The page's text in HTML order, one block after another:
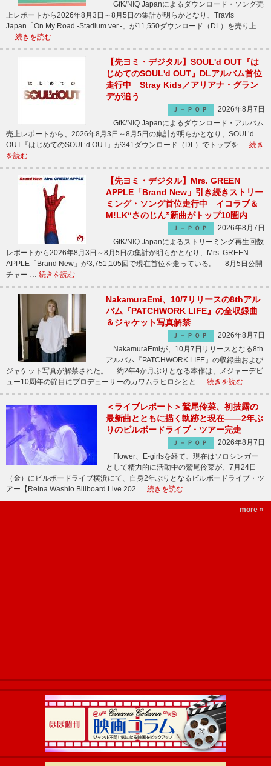
GfK/NIQ Japanによるダウンロード・ソング売
上レポートから2026年8月3日～8月5日の集計が明らかとなり、Travis
Japan「On My Road -Stadium ver.-」が11,550ダウンロード（DL）を売り上
… 続きを読む
【先ヨミ・デジタル】SOUL'd OUT『は
じめてのSOUL'd OUT』DLアルバム首位
走行中 Stray Kids／アリアナ・グラン
デが追う
Ｊ－ＰＯＰ
2026年8月7日
GfK/NIQ Japanによるダウンロード・アルバム
売上レポートから、2026年8月3日～8月5日の集計が明らかとなり、SOUL’d
OUT『はじめてのSOUL’d OUT』が341ダウンロード（DL）でトップを … 続き
を読む
【先ヨミ・デジタル】Mrs. GREEN
APPLE「Brand New」引き続きストリー
ミング・ソング首位走行中 イコラブ＆
M!LK“さのじん”新曲がトップ10圏内
Ｊ－ＰＯＰ
2026年8月7日
GfK/NIQ Japanによるストリーミング再生回数
レポートから2026年8月3日～8月5日の集計が明らかとなり、Mrs. GREEN
APPLE「Brand New」が3,751,105回で現在首位を走っている。 8月5日公開
チャー … 続きを読む
NakamuraEmi、10/7リリースの8thアル
バム『PATCHWORK LIFE』の全収録曲
＆ジャケット写真解禁
Ｊ－ＰＯＰ
2026年8月7日
NakamuraEmiが、10月7日リリースとなる8th
アルバム『PATCHWORK LIFE』の収録曲および
ジャケット写真が解禁された。 約2年4か月ぶりとなる本作は、メジャーデビ
ュー10周年の節目にプロデューサーのカワムラヒロシとと … 続きを読む
＜ライブレポート＞鷲尾伶菜、初披露の
最新曲とともに描く軌跡と現在――2年ぶ
りのビルボードライブ・ツアー完走
Ｊ－ＰＯＰ
2026年8月7日
Flower、E-girlsを経て、現在はソロシンガー
として精力的に活動中の鷲尾伶菜が、7月24日
（金）にビルボードライブ横浜にて、自身2年ぶりとなるビルボードライブ・ツ
アー【Reina Washio Billboard Live 202 … 続きを読む
more »